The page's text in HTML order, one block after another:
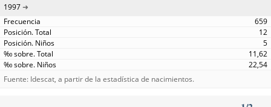
1997
659
12
5
11,62
22,54
Fuente: Idescat, a partir de la estadística de nacimientos.